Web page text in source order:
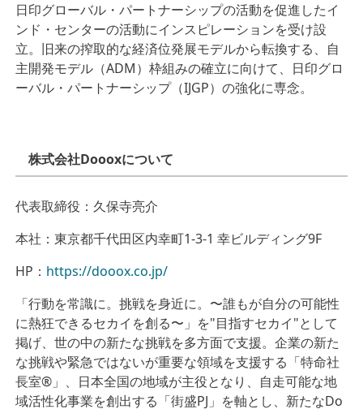
日印グローバル・パートナーシップの活動を促進したイ
ンド・センターの活動にインスピレーションを受け設
立。旧来の搾取的な経済位発展モデルから転換する、自
主開発モデル（ADM）枠組みの確立に向けて、日印グロ
ーバル・パートナーシップ（IJGP）の強化に専念。
株式会社Doooxについて
代表取締役：久保寺亮介
本社：東京都千代田区内幸町1-3-1 幸ビルディング9F
HP： https://dooox.co.jp/
「行動を常識に。挑戦を身近に。〜誰もが自分の可能性
に熱狂できるセカイを創る〜」を"目指すセカイ"として
掲げ、世の中の新たな挑戦を多方面で支援。企業の新た
な挑戦や緊急ではないが重要な領域を支援する「特命社
長室®」、日本全国の地域が主役となり、自走可能な地
域活性化事業を創出する「街盛PJ」を軸とし、新たなDo